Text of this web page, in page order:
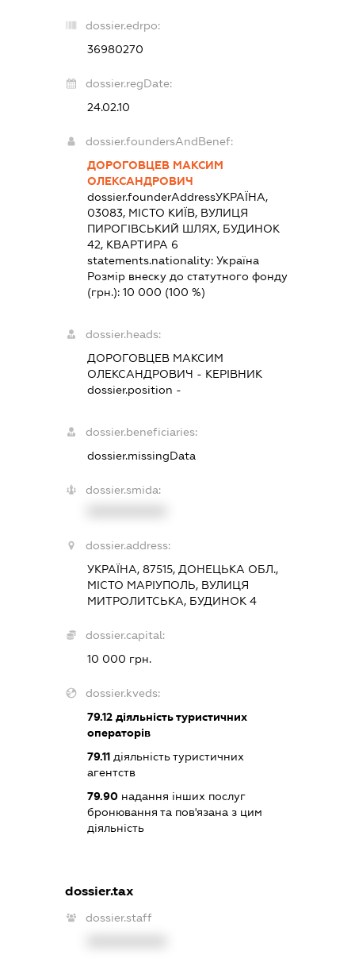
dossier.edrpo:
36980270
dossier.regDate:
24.02.10
dossier.foundersAndBenef:
ДОРОГОВЦЕВ МАКСИМ
ОЛЕКСАНДРОВИЧ
dossier.founderAddressУКРАЇНА,
03083, МІСТО КИЇВ, ВУЛИЦЯ
ПИРОГІВСЬКИЙ ШЛЯХ, БУДИНОК
42, КВАРТИРА 6
statements.nationality:Україна
Розмір внеску до статутного фонду
(грн.):10 000 (100 %)
dossier.heads:
ДОРОГОВЦЕВ МАКСИМ
ОЛЕКСАНДРОВИЧ - КЕРІВНИК
dossier.position -
dossier.beneficiaries:
dossier.missingData
dossier.smida:
dossier.address:
УКРАЇНА, 87515, ДОНЕЦЬКА ОБЛ.,
МІСТО МАРІУПОЛЬ, ВУЛИЦЯ
МИТРОЛИТСЬКА, БУДИНОК 4
dossier.capital:
10 000 грн.
dossier.kveds:
79.12 діяльність туристичних
операторів
79.11 діяльність туристичних
агентств
79.90 надання інших послуг
бронювання та пов'язана з цим
діяльність
dossier.tax
dossier.staff